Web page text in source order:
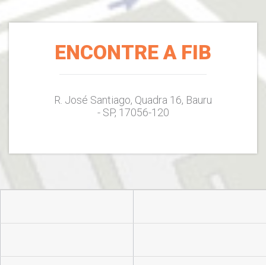
ENCONTRE A FIB
R. José Santiago, Quadra 16, Bauru
- SP, 17056-120